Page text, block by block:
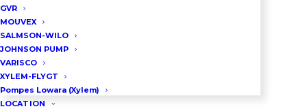
GVR
MOUVEX
SALMSON-WILO
JOHNSON PUMP
VARISCO
XYLEM-FLYGT
Pompes Lowara (Xylem)
LOCATION
turbines et arbre : Inox 304 ou 316L
Garniture mécanique :
Carbone/Carbure de silicium –